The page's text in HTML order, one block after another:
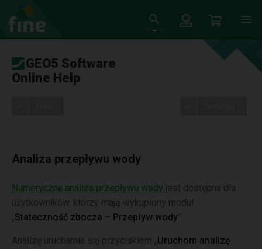
GEO5 Software
Online Help
Analiza przepływu wody
Numeryczna analiza przepływu wody jest dostępna dla
użytkowników, którzy mają wykupiony moduł
„Stateczność zbocza – Przepływ wody”.
Analizę uruchamia się przyciskiem „Uruchom analizę